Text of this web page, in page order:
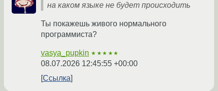
на каком языке не будет происходить
Ты покажешь живого нормального
программиста?
vasya_pupkin ★★★★★
08.07.2026 12:45:55 +00:00
Ссылка